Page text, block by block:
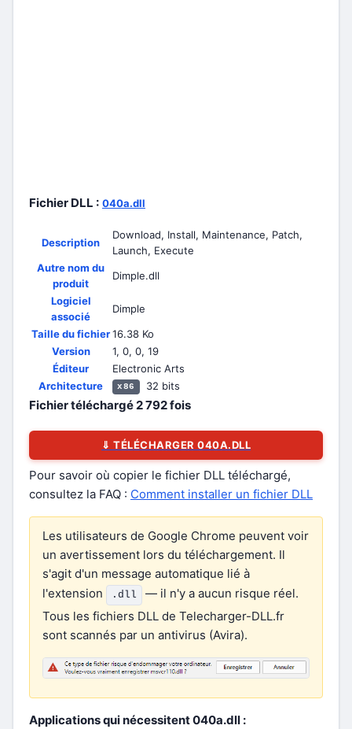
Fichier DLL : 040a.dll
Description
Download, Install, Maintenance, Patch,
Launch, Execute
Autre nom du
produit
Dimple.dll
Logiciel
associé
Dimple
Taille du fichier16.38 Ko
Version
1, 0, 0, 19
Éditeur
Electronic Arts
Architecture
x86 32 bits
Fichier téléchargé2 792fois
⇓ TÉLÉCHARGER 040A.DLL
Pour savoir où copier le fichier DLL téléchargé,
consultez la FAQ : Comment installer un fichier DLL
Les utilisateurs de Google Chrome peuvent voir
un avertissement lors du téléchargement. Il
s'agit d'un message automatique lié à
l'extension
.dll
— il n'y a aucun risque réel.
Tous les fichiers DLL de Telecharger-DLL.fr
sont scannés par un antivirus (Avira).
Applications qui nécessitent 040a.dll :